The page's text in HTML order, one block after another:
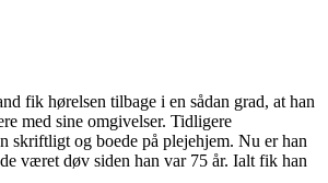
fik hørelsen tilbage i en sådan grad, at han
med sine omgivelser. Tidligere
skriftligt og boede på plejehjem. Nu er han
været døv siden han var 75 år. Ialt fik han